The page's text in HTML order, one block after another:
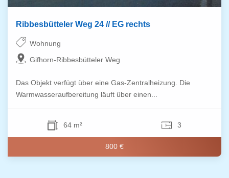
Ribbesbütteler Weg 24 // EG rechts
Wohnung
Gifhorn-Ribbesbütteler Weg
Das Objekt verfügt über eine Gas-Zentralheizung. Die
Warmwasseraufbereitung läuft über einen...
64 m² 3
800 €